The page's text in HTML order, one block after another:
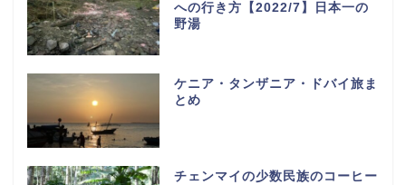
への行き方【2022/7】日本一の
野湯
ケニア・タンザニア・ドバイ旅ま
とめ
チェンマイの少数民族のコーヒー